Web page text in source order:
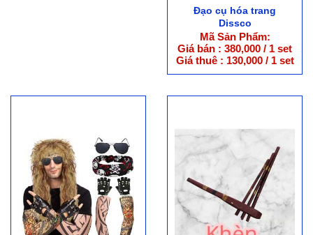
Đạo cụ hóa trang
Dissco
Mã Sản Phẩm:
Giá bán : 380,000 / 1 set
Giá thuê : 130,000 / 1 set